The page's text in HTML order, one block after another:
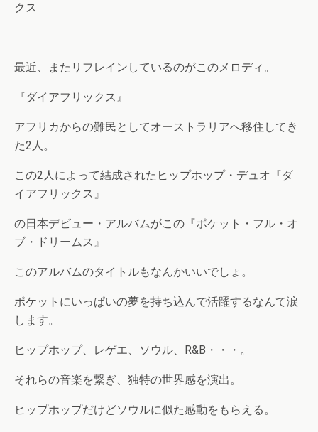
クス
最近、またリフレインしているのがこのメロディ。
『ダイアフリックス』
アフリカからの難民としてオーストラリアへ移住してき
た2人。
この2人によって結成されたヒップホップ・デュオ『ダ
イアフリックス』
の日本デビュー・アルバムがこの『ポケット・フル・オ
ブ・ドリームス』
このアルバムのタイトルもなんかいいでしょ。
ポケットにいっぱいの夢を持ち込んで活躍するなんて涙
します。
ヒップホップ、レゲエ、ソウル、R&B・・・。
それらの音楽を繋ぎ、独特の世界感を演出。
ヒップホップだけどソウルに似た感動をもらえる。